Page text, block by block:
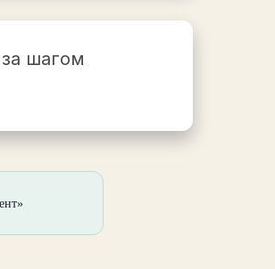
шагом